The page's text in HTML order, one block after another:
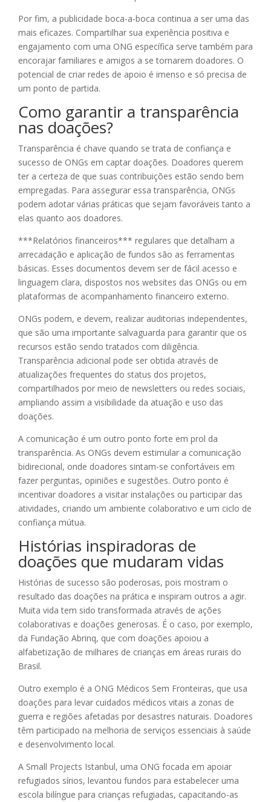
Por fim, a publicidade boca-a-boca continua a ser uma das
mais eficazes. Compartilhar sua experiência positiva e
engajamento com uma ONG específica serve também para
encorajar familiares e amigos a se tornarem doadores. O
potencial de criar redes de apoio é imenso e só precisa de
um ponto de partida.
Como garantir a transparência
nas doações?
Transparência é chave quando se trata de confiança e
sucesso de ONGs em captar doações. Doadores querem
ter a certeza de que suas contribuições estão sendo bem
empregadas. Para assegurar essa transparência, ONGs
podem adotar várias práticas que sejam favoráveis tanto a
elas quanto aos doadores.
***Relatórios financeiros*** regulares que detalham a
arrecadação e aplicação de fundos são as ferramentas
básicas. Esses documentos devem ser de fácil acesso e
linguagem clara, dispostos nos websites das ONGs ou em
plataformas de acompanhamento financeiro externo.
ONGs podem, e devem, realizar auditorias independentes,
que são uma importante salvaguarda para garantir que os
recursos estão sendo tratados com diligência.
Transparência adicional pode ser obtida através de
atualizações frequentes do status dos projetos,
compartilhados por meio de newsletters ou redes sociais,
ampliando assim a visibilidade da atuação e uso das
doações.
A comunicação é um outro ponto forte em prol da
transparência. As ONGs devem estimular a comunicação
bidirecional, onde doadores sintam-se confortáveis em
fazer perguntas, opiniões e sugestões. Outro ponto é
incentivar doadores a visitar instalações ou participar das
atividades, criando um ambiente colaborativo e um ciclo de
confiança mútua.
Histórias inspiradoras de
doações que mudaram vidas
Histórias de sucesso são poderosas, pois mostram o
resultado das doações na prática e inspiram outros a agir.
Muita vida tem sido transformada através de ações
colaborativas e doações generosas. É o caso, por exemplo,
da Fundação Abrinq, que com doações apoiou a
alfabetização de milhares de crianças em áreas rurais do
Brasil.
Outro exemplo é a ONG Médicos Sem Fronteiras, que usa
doações para levar cuidados médicos vitais a zonas de
guerra e regiões afetadas por desastres naturais. Doadores
têm participado na melhoria de serviços essenciais à saúde
e desenvolvimento local.
A Small Projects Istanbul, uma ONG focada em apoiar
refugiados sírios, levantou fundos para estabelecer uma
escola bilíngue para crianças refugiadas, capacitando-as